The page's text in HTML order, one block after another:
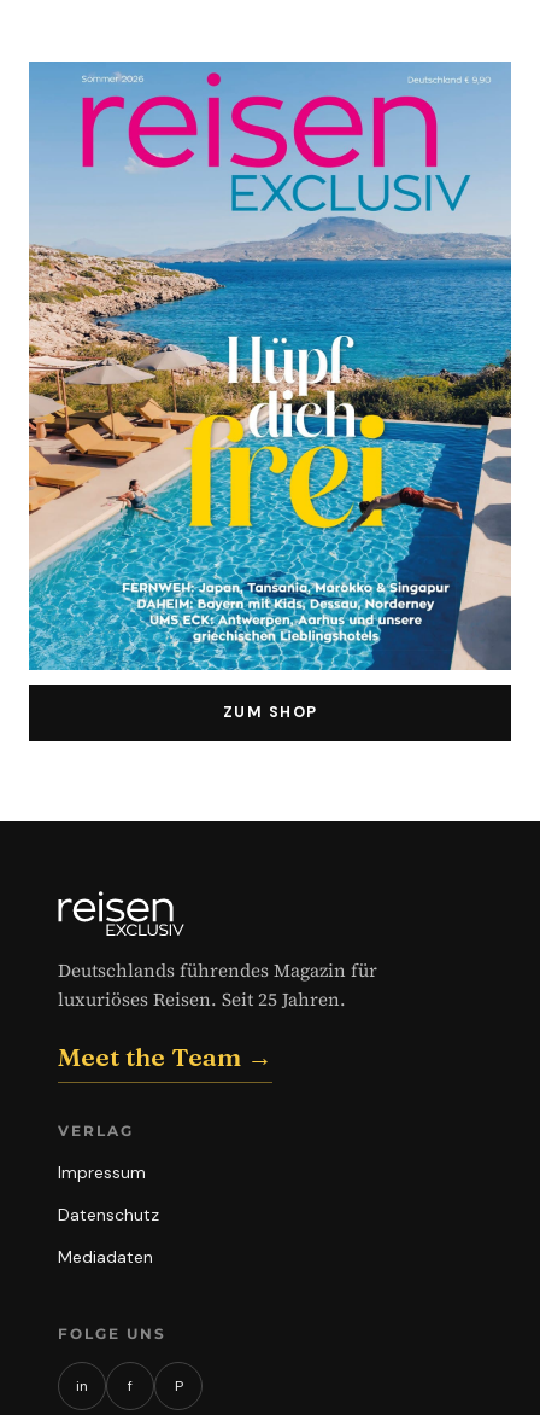
ZUM SHOP
Deutschlands führendes Magazin für
luxuriöses Reisen. Seit 25 Jahren.
Meet the Team →
VERLAG
Impressum
Datenschutz
Mediadaten
FOLGE UNS
in f P